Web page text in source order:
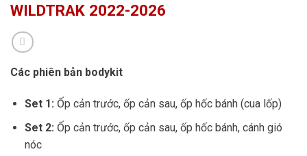
WILDTRAK 2022-2026
Các phiên bản bodykit
Set 1: Ốp cản trước, ốp cản sau, ốp hốc bánh (cua lốp)
Set 2: Ốp cản trước, ốp cản sau, ốp hốc bánh, cánh gió
nóc